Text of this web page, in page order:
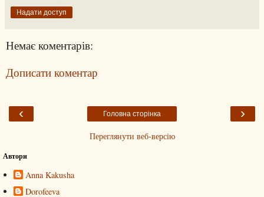
Надати доступ
Немає коментарів:
Дописати коментар
‹ ›
Головна сторінка
Переглянути веб-версію
Автори
Anna Kakusha
Dorofeeva